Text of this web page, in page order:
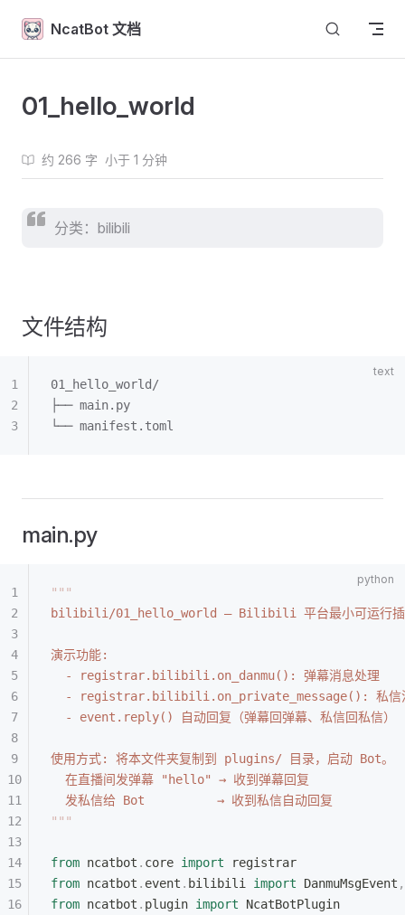
Skip to content
NcatBot 文档
01_hello_world
约 266 字 小于 1 分钟
分类：bilibili
文件结构
01_hello_world/
├── main.py
└── manifest.toml
main.py
"""
bilibili/01_hello_world — Bilibili 平台最小可运行插
演示功能:
  - registrar.bilibili.on_danmu(): 弹幕消息处理
- registrar.bilibili.on_private_message(): 私信
  - event.reply() 自动回复（弹幕回弹幕、私信回私信）
使用方式: 将本文件夹复制到 plugins/ 目录，启动 Bot。
  在直播间发弹幕 "hello" → 收到弹幕回复
  发私信给 Bot          → 收到私信自动回复
"""
from ncatbot . core import registrar
from ncatbot . event . bilibili import DanmuMsgEvent ,
from ncatbot . plugin import NcatBotPlugin